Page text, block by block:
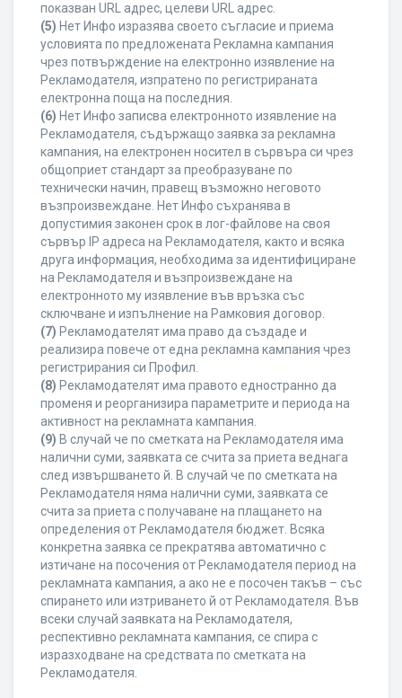
показван URL адрес, целеви URL адрес.
(5) Нет Инфо изразява своето съгласие и приема
условията по предложената Рекламна кампания
чрез потвърждение на електронно изявление на
Рекламодателя, изпратено по регистрираната
електронна поща на последния.
(6) Нет Инфо записва електронното изявление на
Рекламодателя, съдържащо заявка за рекламна
кампания, на електронен носител в сървъра си чрез
общоприет стандарт за преобразуване по
технически начин, правещ възможно неговото
възпроизвеждане. Нет Инфо съхранява в
допустимия законен срок в лог-файлове на своя
сървър IP адреса на Рекламодателя, както и всяка
друга информация, необходима за идентифициране
на Рекламодателя и възпроизвеждане на
електронното му изявление във връзка със
сключване и изпълнение на Рамковия договор.
(7) Рекламодателят има право да създаде и
реализира повече от една рекламна кампания чрез
регистрирания си Профил.
(8) Рекламодателят има правото едностранно да
променя и реорганизира параметрите и периода на
активност на рекламната кампания.
(9) В случай че по сметката на Рекламодателя има
налични суми, заявката се счита за приета веднага
след извършването й. В случай че по сметката на
Рекламодателя няма налични суми, заявката се
счита за приета с получаване на плащането на
определения от Рекламодателя бюджет. Всяка
конкретна заявка се прекратява автоматично с
изтичане на посочения от Рекламодателя период на
рекламната кампания, а ако не е посочен такъв – със
спирането или изтриването й от Рекламодателя. Във
всеки случай заявката на Рекламодателя,
респективно рекламната кампания, се спира с
изразходване на средствата по сметката на
Рекламодателя.